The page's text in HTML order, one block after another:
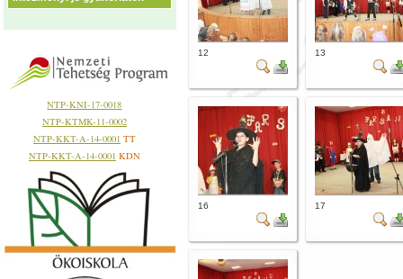
NTP-KNI-17-0018
NTP-KTMK-11-0002
NTP-KKT-A-14-0001 TT
NTP-KKT-A-14-0001 KDN
12 13
16 17